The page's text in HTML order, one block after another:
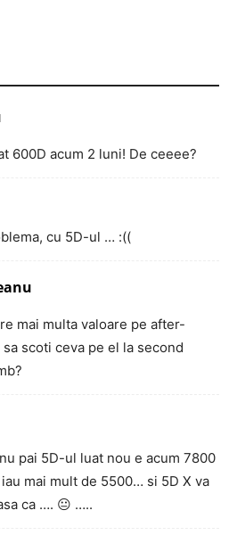
600D acum 2 luni! De ceeee?
cu 5D-ul … :((
mai multa valoare pe after-
scoti ceva pe el la second
pai 5D-ul luat nou e acum 7800
mai mult de 5500… si 5D X va
ca …. 😐 …..